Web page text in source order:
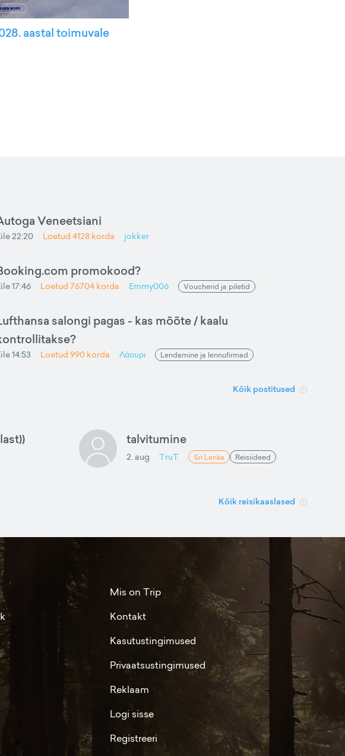
aastal toimuvale
Veneetsiani
22:20 Loetud 4128 korda jokker
promokood?
17:46 Loetud 76704 korda Emmy006 Voucherid ja piletid
salongi pagas - kas mõõte / kaalu
14:53 Loetud 990 korda Λάουρι Lendamine ja lennufirmad
Kõik postitused
talvitumine
2. aug TruT Sri Lanka Reisiideed
Kõik reisikaaslased
Mis on Trip
Kontakt
Kasutustingimused
Privaatsustingimused
Reklaam
Logi sisse
Registreeri